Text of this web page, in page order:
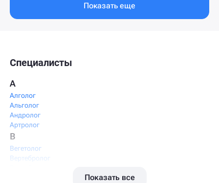
Показать еще
Специалисты
А
Алголог
Альголог
Андролог
Артролог
В
Вегетолог
Вертебролог
Показать все